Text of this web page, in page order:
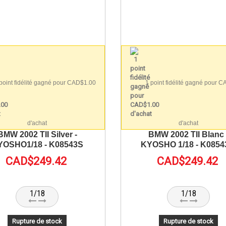
fidélité gagné pour CAD$1.00
d'achat
2002 TII Silver -
18 - K08543S
CAD$249.42
1/18
Rupture de stock
1 point fidélité gagné pour
d'achat
BMW 2002 TII Blanc
KYOSHO 1/18 -
CAD$249.42
1/18
Rupture de stock